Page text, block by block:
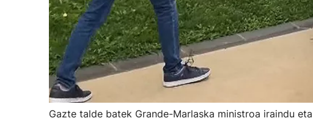
Gazte talde batek Grande-Marlaska ministroa iraindu